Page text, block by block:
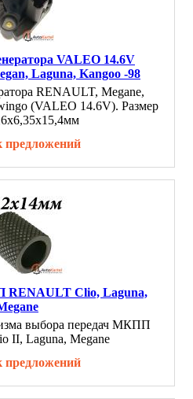
VALEO 14.6V
Laguna, Kangoo -98
RENAULT, Megane,
(VALEO 14.6V). Размер
предложений
RENAULT Clio, Laguna,
выбора передач МКПП
II, Laguna, Megane
предложений